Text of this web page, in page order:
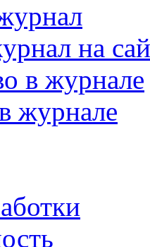
на
в журнале
журнале